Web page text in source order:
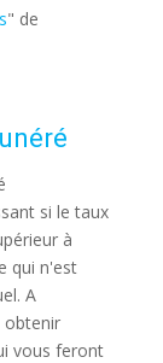
" de
si le taux
à
qui n'est
A
obtenir
vous feront